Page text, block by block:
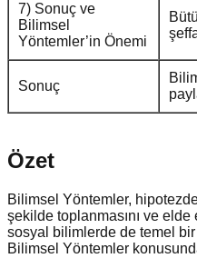
7) Sonuç ve
Bilimsel
Yöntemler’in Önemi
Sonuç
Özet
Bilimsel Yöntemler,
şekilde toplanmasını ve elde
sosyal bilimlerde de temel bir
Bilimsel Yöntemler